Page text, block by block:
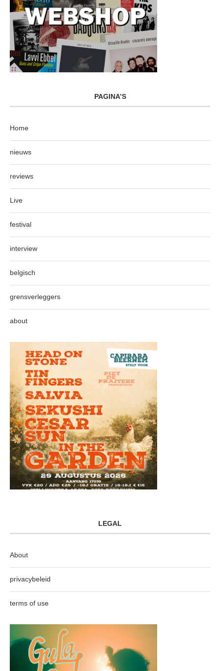
PAGINA’S
Home
nieuws
reviews
Live
festival
interview
belgisch
grensverleggers
about
LEGAL
About
privacybeleid
terms of use